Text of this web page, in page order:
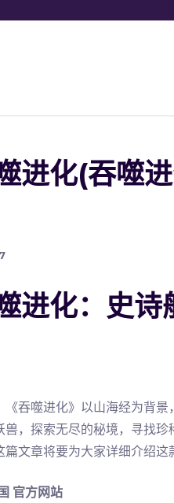
进化(吞噬
进化：史诗
吞噬进化》以山海经为背
，探索无尽的秘境，寻找
文章将要为大家详细介绍这
官方网站